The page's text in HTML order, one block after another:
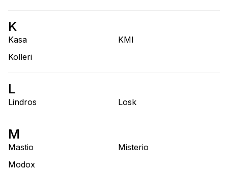
K
Kasa
KMI
Kolleri
L
Lindros Losk
M
Mastio
Misterio
Modox